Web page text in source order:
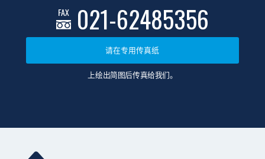
FAX 021-62485356
请在专用传真纸
上绘出简图后传真给我们。